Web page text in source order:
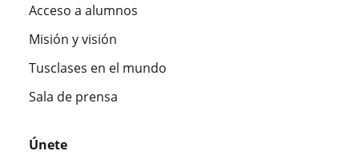
Acceso a alumnos
Misión y visión
Tusclases en el mundo
Sala de prensa
Únete